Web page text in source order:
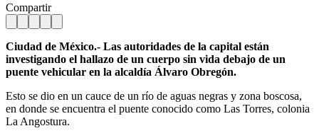
Compartir
Ciudad de México.- Las autoridades de la capital están
investigando el hallazo de un cuerpo sin vida debajo de un
puente vehicular en la alcaldía Álvaro Obregón.
Esto se dio en un cauce de un río de aguas negras y zona boscosa,
en donde se encuentra el puente conocido como Las Torres, colonia
La Angostura.